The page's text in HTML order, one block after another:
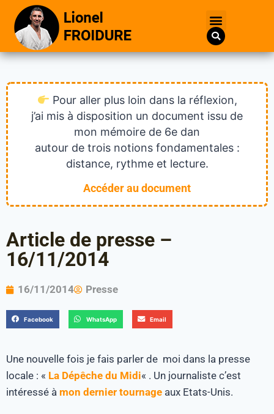
Pour aller plus loin dans la réflexion,
j’ai mis à disposition un document issu de
mon mémoire de 6e dan
autour de trois notions fondamentales :
distance, rythme et lecture.
Accéder au document
Article de presse –
16/11/2014
16/11/2014 Presse
Facebook WhatsApp Email
Une nouvelle fois je fais parler de moi dans la presse
locale : « La Dépêche du Midi« . Un journaliste c’est
intéressé à mon dernier tournage aux Etats-Unis.